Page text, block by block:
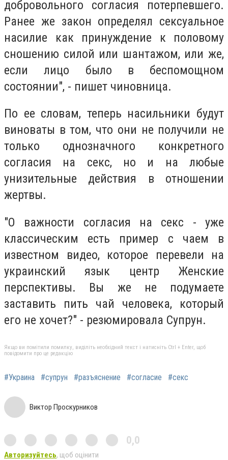
добровольного согласия потерпевшего.
Ранее же закон определял сексуальное
насилие как принуждение к половому
сношению силой или шантажом, или же,
если лицо было в беспомощном
состоянии", - пишет чиновница.
По ее словам, теперь насильники будут
виноваты в том, что они не получили не
только однозначного конкретного
согласия на секс, но и на любые
унизительные действия в отношении
жертвы.
"О важности согласия на секс - уже
классическим есть пример с чаем в
известном видео, которое перевели на
украинский язык центр Женские
перспективы. Вы же не подумаете
заставить пить чай человека, который
его не хочет?" - резюмировала Супрун.
Якщо ви помітили помилку, виділіть необхідний текст і натисніть Ctrl + Enter, щоб
повідомити про це редакцію
#Украина #супрун #разъяснение #согласие #секс
Виктор Проскурников
0,0
Авторизуйтесь, щоб оцінити